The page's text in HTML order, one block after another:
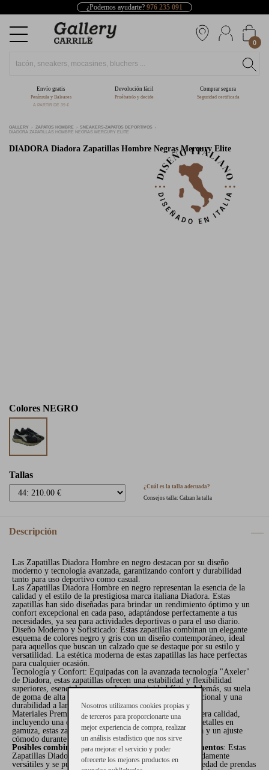
¿Podemos ayudarte? 976 235 091
0
Envío gratis
Península y Baleares
A PARTIR DE 39 €
Devolución fácil
Pruébatelo y decide
Comprar segura
Seguridad certificada
GALLERY ZAPATOS HOMBRE
SNEAKERS-ZAPATOS DEPORTIVOS
DIADORA ZAPATILLAS HOMBRE NEGRAS MERCURY ELITE
DIADORA Diadora Zapatillas Hombre Negras Mercury Elite
Colores NEGRO
Tallas
¿Cuál es la talla adecuada?
Consejos talla: Calzan la talla
Descripción
Las Zapatillas Diadora Hombre en negro destacan por su diseño
moderno y tecnología avanzada, garantizando confort y durabilidad
tanto para uso deportivo como casual.
Las Zapatillas Diadora Hombre en negro representan la esencia de la
calidad y el estilo de la prestigiosa marca italiana Diadora. Estas
zapatillas han sido diseñadas para brindar un rendimiento óptimo y un
confort excepcional en cada paso, adaptándose perfectamente a tus
necesidades, ya sea para actividades deportivas o para el uso diario.
Diseño Moderno y Sofisticado: Estas zapatillas combinan un elegante
esquema de colores negro y gris con un diseño contemporáneo, ideal
para aquellos que buscan un calzado que se destaque por su estilo y
versatilidad. La estética moderna de estas zapatillas las hace perfectas
para cualquier ocasión.
Tecnología y Confort: Equipadas con la avanzada tecnología "Axeler"
de Diadora, estas zapatillas ofrecen una estabilidad y flexibilidad
superiores, esenciales para cualquier actividad física. Además, su suela
de goma de alta calidad proporciona una tracción excepcional y una
durabilidad a largo plazo.
Materiales Premium: Fabricadas con materiales de primera calidad,
incluyendo una combinación de tejidos transpirables y detalles en
gamuza, estas zapatillas aseguran una ventilación óptima y un ajuste
cómodo durante todo el día.
Posibles combinaciones con otras prendas o complementos: Estas
Zapatillas Diadora Hombre en negro y gris son extremadamente
versátiles y se pueden combinar fácilmente con una variedad de prendas
Nosotros utilizamos cookies propias y
de terceros para proporcionarte una
mejor experiencia de compra, realizar
un análisis estadístico que nos sirve
para mejorar el servicio y poder
ofrecerte los mejores productos en